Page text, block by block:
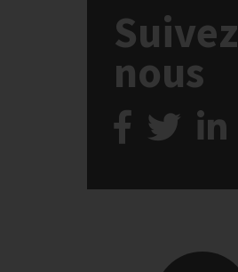
Suivez
nous